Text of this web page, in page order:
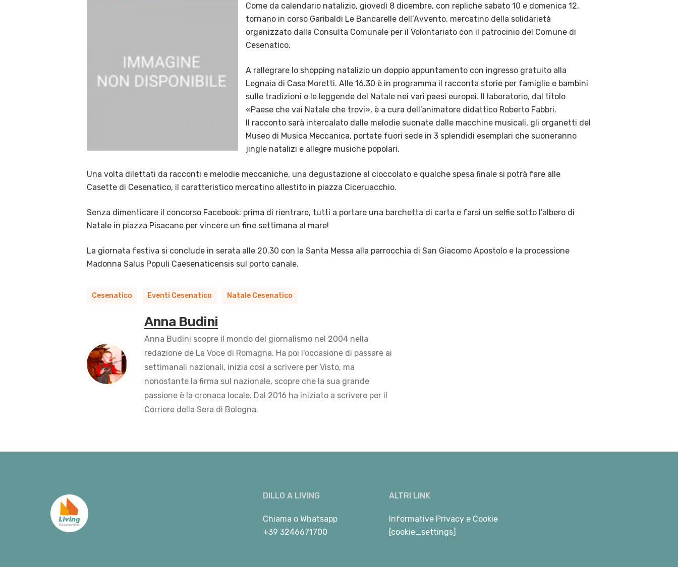
Come da calendario natalizio, giovedì 8 dicembre, con repliche sabato 10 e domenica 12,
tornano in corso Garibaldi Le Bancarelle dell’Avvento, mercatino della solidarietà
organizzato dalla Consulta Comunale per il Volontariato con il patrocinio del Comune di
Cesenatico.
A rallegrare lo shopping natalizio un doppio appuntamento con ingresso gratuito alla
Legnaia di Casa Moretti. Alle 16.30 è in programma il racconta storie per famiglie e bambini
sulle tradizioni e le leggende del Natale nei vari paesi europei. Il laboratorio, dal titolo
«Paese che vai Natale che trovi», è a cura dell’animatore didattico Roberto Fabbri.
Il racconto sarà intercalato dalle melodie suonate dalle macchine musicali, gli organetti del
Museo di Musica Meccanica, portate fuori sede in 3 splendidi esemplari che suoneranno
jingle natalizi e allegre musiche popolari.
Una volta dilettati da racconti e melodie meccaniche, una degustazione al cioccolato e qualche spesa finale si potrà fare alle
Casette di Cesenatico, il caratteristico mercatino allestito in piazza Ciceruacchio.
Senza dimenticare il concorso Facebook: prima di rientrare, tutti a portare una barchetta di carta e farsi un selfie sotto l’albero di
Natale in piazza Pisacane per vincere un fine settimana al mare!
La giornata festiva si conclude in serata alle 20.30 con la Santa Messa alla parrocchia di San Giacomo Apostolo e la processione
Madonna Salus Populi Caesenaticensis sul porto canale.
Cesenatico Eventi Cesenatico Natale Cesenatico
Anna Budini
Anna Budini scopre il mondo del giornalismo nel 2004 nella
redazione de La Voce di Romagna. Ha poi l'occasione di passare ai
settimanali nazionali, inizia così a scrivere per Visto, ma
nonostante la firma sul nazionale, scopre che la sua grande
passione è la cronaca locale. Dal 2016 ha iniziato a scrivere per il
Corriere della Sera di Bologna.
DILLO A LIVING
Chiama o Whatsapp
+39 3246671700
ALTRI LINK
Informative Privacy e Cookie
[cookie_settings]